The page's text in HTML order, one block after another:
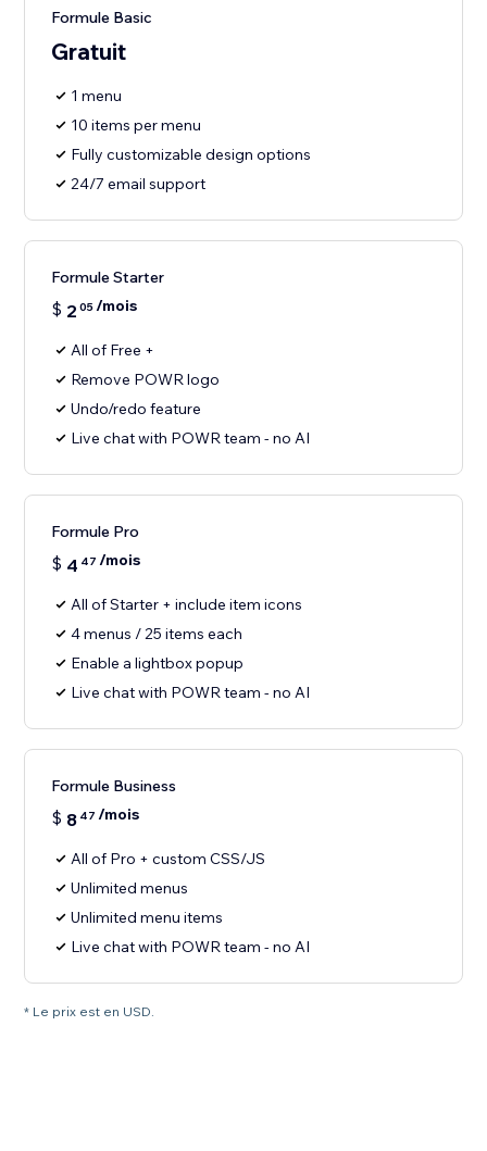
Formule Basic
Gratuit
1 menu
10 items per menu
Fully customizable design options
24/7 email support
Formule Starter
$ 2 05/mois
All of Free +
Remove POWR logo
Undo/redo feature
Live chat with POWR team - no AI
Formule Pro
$ 4 47 /mois
All of Starter + include item icons
4 menus / 25 items each
Enable a lightbox popup
Live chat with POWR team - no AI
Formule Business
$ 8 47 /mois
All of Pro + custom CSS/JS
Unlimited menus
Unlimited menu items
Live chat with POWR team - no AI
* Le prix est en USD.